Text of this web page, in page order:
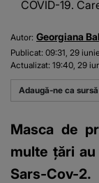
COVID-19.
Autor: Georgiana
Publicat: 09:31, 29
Actualizat: 19:40, 29
Adaugă-ne ca
Masca de
multe țări
Sars-Cov-2.